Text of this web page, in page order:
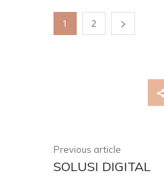
1 2
Previous article
SOLUSI DIGITAL